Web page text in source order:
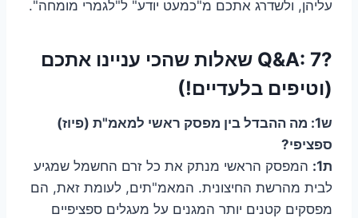
עליהן, ולשדרג אתכם מ"כמעט יודע" ל"לגמרי מומחה".
?Q&A: 7 שאלות שהכי עניינו אתכם
(וטיפים בלעדיים!)
ש1: מה ההבדל בין מפסק ראשי למאמ"ת (פיוז)
ספציפי?
ת1:
המפסק הראשי מנתק את כל זרם החשמל שמגיע
לבית מהרשת החיצונית. המאמ"תים, לעומת זאת, הם
מפסקים קטנים יותר המגנים על מעגלים ספציפיים